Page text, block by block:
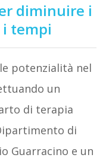
diminuire i
i tempi
potenzialità nel
un
di terapia
di
Guarracino e un